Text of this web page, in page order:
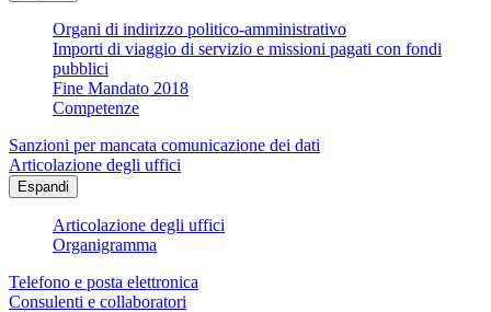
Organi di indirizzo politico-amministrativo
Importi di viaggio di servizio e missioni pagati con fondi
pubblici
Fine Mandato 2018
Competenze
Sanzioni per mancata comunicazione dei dati
Articolazione degli uffici
Espandi
Articolazione degli uffici
Organigramma
Telefono e posta elettronica
Consulenti e collaboratori